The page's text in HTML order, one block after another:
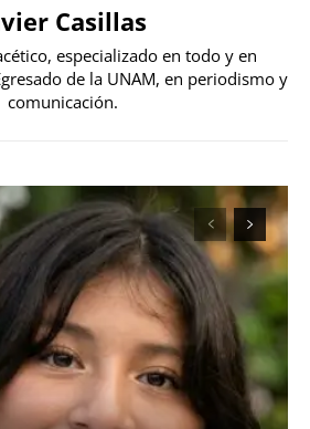
Casillas
especializado en todo y en
de la UNAM, en periodismo y
comunicación.